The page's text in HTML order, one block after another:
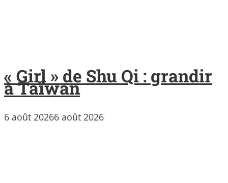
« Girl » de Shu Qi : grandir
à Taïwan
6 août 20266 août 2026